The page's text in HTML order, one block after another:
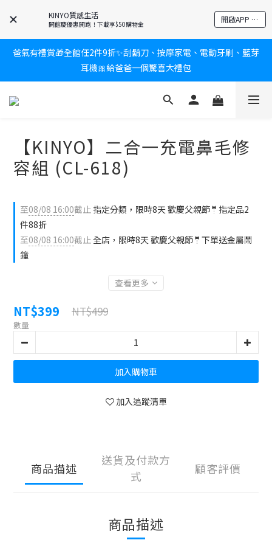
KINYO質感生活
開館慶優惠開跑！下載享$50購物金 開啟APP 享隱藏優惠
新會員送$100購物金✨再享消費回饋無極限
新會員送$100購物金✨再享消費回饋無極限
爸氣有禮賞🎁全館任2件9折✨刮鬍刀、按摩家電、電動牙刷、藍芽
耳機🎀給爸爸一個驚喜大禮包
炎熱夏日救星☀️秒凍扇登場💙半導體製冷 x 微米級冰霧，一秒開
新會員送$100購物金✨再享消費回饋無極限
【KINYO】二合一充電鼻毛修
容組 (CL-618)
至08/08 16:00截止 指定分類，限時8天 歡慶父親節🤵指定品2
件88折
至08/08 16:00截止全店，限時8天 歡慶父親節🤵下單送金屬鬧
鐘
查看更多
NT$399 NT$499
數量
加入購物車
加入追蹤清單
商品描述
送貨及付款方
式
顧客評價
商品描述